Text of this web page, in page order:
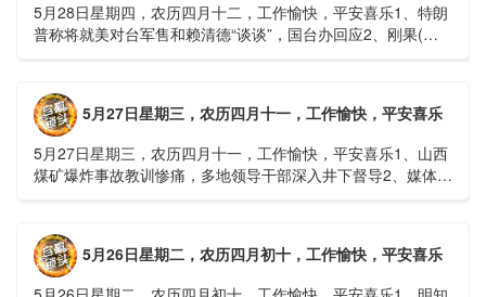
5月28日星期四，农历四月十二，工作愉快，平安喜乐1、特朗
普称将就美对台军售和赖清德“谈谈”，国台办回应2、刚果(金)
5月27日星期三，农历四月十一，工作愉快，平安喜乐
5月27日星期三，农历四月十一，工作愉快，平安喜乐1、山西
煤矿爆炸事故教训惨痛，多地领导干部深入井下督导2、媒体：
5月26日星期二，农历四月初十，工作愉快，平安喜乐